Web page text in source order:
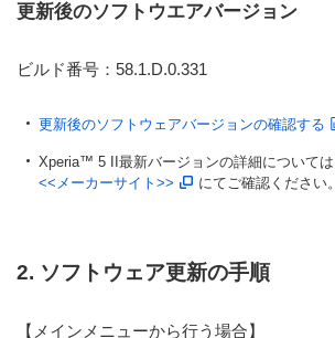
更新後のソフトウエアバージョン
ビルド番号：58.1.D.0.331
更新後のソフトウェアバージョンの確認する
Xperia™ 5 II最新バージョンの詳細については
<<メーカーサイト>>
にてご確認ください。
2. ソフトウェア更新の手順
【メインメニューから行う場合】